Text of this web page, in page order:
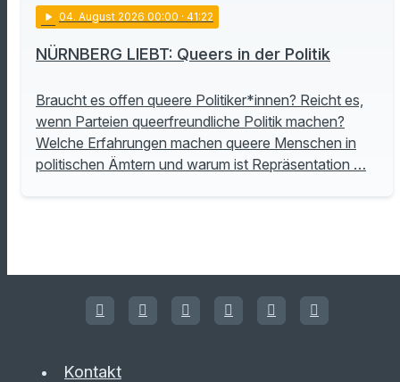
play_arrow 04. August 2026 00:00 · 41:22
NÜRNBERG LIEBT: Queers in der Politik
Braucht es offen queere Politiker*innen? Reicht es,
wenn Parteien queerfreundliche Politik machen?
Welche Erfahrungen machen queere Menschen in
politischen Ämtern und warum ist Repräsentation …
Kontakt